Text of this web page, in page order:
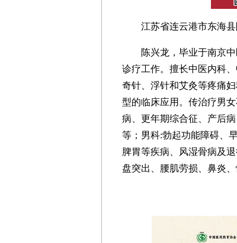
江苏省连云港市东海
陈兴龙，毕业于南京
诊疗工作。擅长中医内科
奇针、浮针和艾灸等疼痛
型的临床应用。传治疗男
病、更年期综合征、产后
等；男科:勃起功能障碍、
脾胃等疾病、风湿骨病及
盘突出、腰肌劳损、鼻炎、